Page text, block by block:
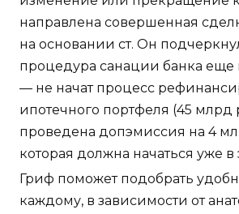
направлена совершенная
на основании ст. Он
процедура санации банка еще
— не начат процесс
ипотечного портфеля (45 млрд
проведена допэмиссия на 4
которая должна начаться уже в
Гриф поможет подобрать
каждому, в зависимости от